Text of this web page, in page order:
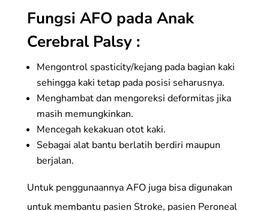
Fungsi AFO pada Anak
Cerebral Palsy :
Mengontrol spasticity/kejang pada bagian kaki
sehingga kaki tetap pada posisi seharusnya.
Menghambat dan mengoreksi deformitas jika
masih memungkinkan.
Mencegah kekakuan otot kaki.
Sebagai alat bantu berlatih berdiri maupun
berjalan.
Untuk penggunaannya AFO juga bisa digunakan
untuk membantu pasien Stroke, pasien Peroneal